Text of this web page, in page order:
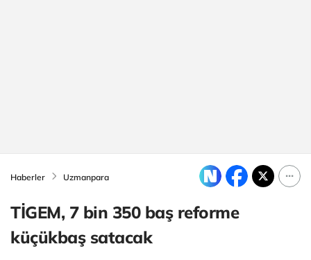
Haberler Uzmanpara
TİGEM, 7 bin 350 baş reforme
küçükbaş satacak